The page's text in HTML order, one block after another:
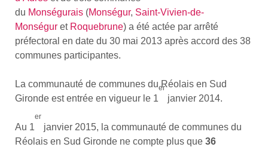
du Monségurais (Monségur, Saint-Vivien-de-
Monségur et Roquebrune) a été actée par arrêté
préfectoral en date du 30 mai 2013 après accord des 38
communes participantes.
La communauté de communes du Réolais en Sud
Gironde est entrée en vigueur le 1
er
janvier 2014.
Au 1
er
janvier 2015, la communauté de communes du
Réolais en Sud Gironde ne compte plus que 36